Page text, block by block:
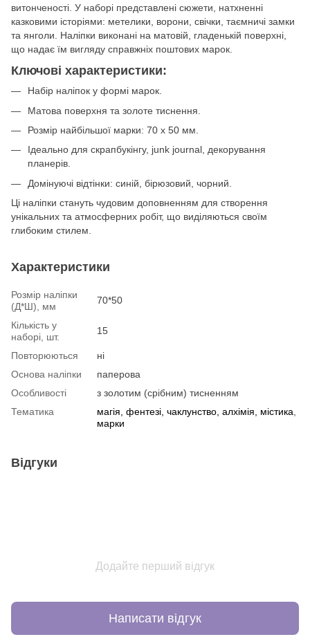
витонченості. У наборі представлені сюжети, натхненні
казковими історіями: метелики, ворони, свічки, таємничі замки
та янголи. Наліпки виконані на матовій, гладенькій поверхні,
що надає їм вигляду справжніх поштових марок.
Ключові характеристики:
Набір наліпок у формі марок.
Матова поверхня та золоте тиснення.
Розмір найбільшої марки: 70 х 50 мм.
Ідеально для скрапбукінгу, junk journal, декорування
планерів.
Домінуючі відтінки: синій, бірюзовий, чорний.
Ці наліпки стануть чудовим доповненням для створення
унікальних та атмосферних робіт, що виділяються своїм
глибоким стилем.
Характеристики
Розмір наліпки
(Д*Ш), мм
70*50
Кількість у
наборі, шт.
15
Повторюються
ні
Основа наліпки
паперова
Особливості
з золотим (срібним) тисненням
Тематика
магія, фентезі, чаклунство, алхімія, містика
марки
Відгуки
Додайте перший відгук
Написати відгук